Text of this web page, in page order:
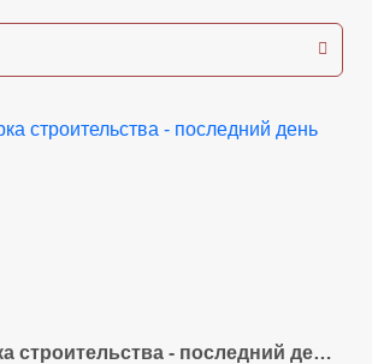
строительства - последний день